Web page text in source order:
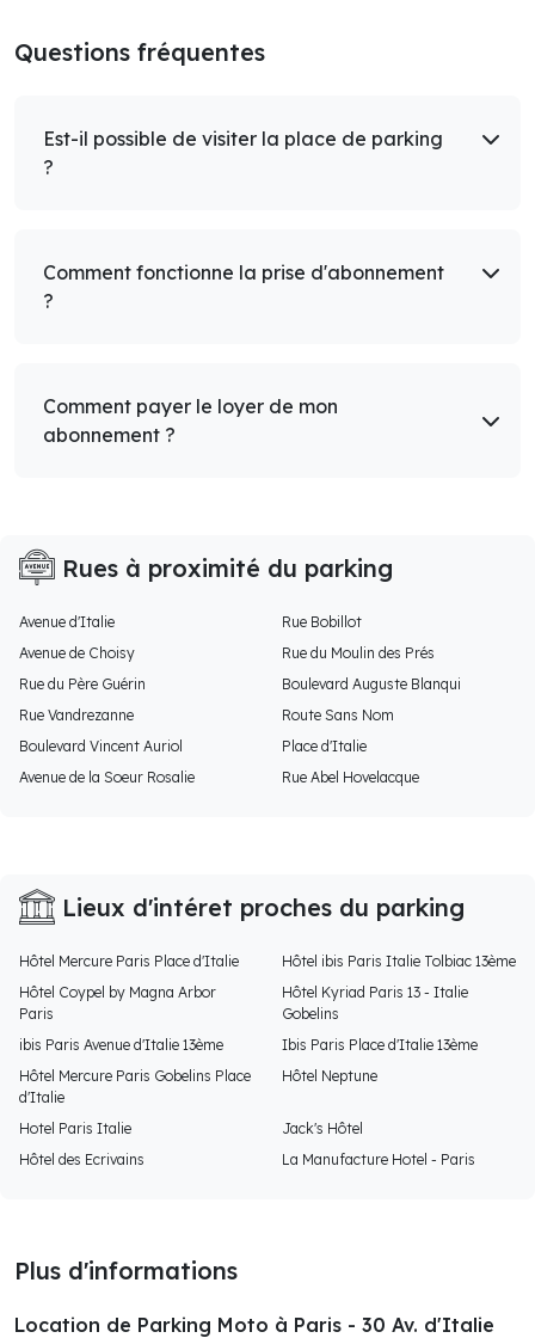
Questions fréquentes
Est-il possible de visiter la place de parking
?
Comment fonctionne la prise d'abonnement
?
Comment payer le loyer de mon
abonnement ?
Rues à proximité du parking
Avenue d'Italie
Rue Bobillot
Avenue de Choisy
Rue du Moulin des Prés
Rue du Père Guérin
Boulevard Auguste Blanqui
Rue Vandrezanne
Route Sans Nom
Boulevard Vincent Auriol
Place d'Italie
Avenue de la Soeur Rosalie
Rue Abel Hovelacque
Lieux d'intéret proches du parking
Hôtel Mercure Paris Place d'Italie
Hôtel ibis Paris Italie Tolbiac 13ème
Hôtel Coypel by Magna Arbor
Paris
Hôtel Kyriad Paris 13 - Italie
Gobelins
ibis Paris Avenue d'Italie 13ème
Ibis Paris Place d'Italie 13ème
Hôtel Mercure Paris Gobelins Place
d'Italie
Hôtel Neptune
Hotel Paris Italie
Jack's Hôtel
Hôtel des Ecrivains
La Manufacture Hotel - Paris
Plus d'informations
Location de Parking Moto à Paris - 30 Av. d'Italie